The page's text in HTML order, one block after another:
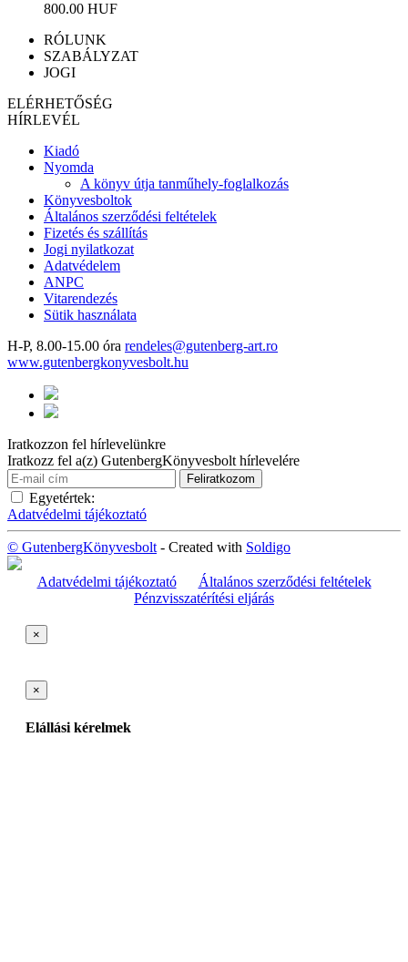
800.00 HUF
RÓLUNK
SZABÁLYZAT
JOGI
ELÉRHETŐSÉG
HÍRLEVÉL
Kiadó
Nyomda
A könyv útja tanműhely-foglalkozás
Könyvesboltok
Általános szerződési feltételek
Fizetés és szállítás
Jogi nyilatkozat
Adatvédelem
ANPC
Vitarendezés
Sütik használata
H-P, 8.00-15.00 óra rendeles@gutenberg-art.ro
www.gutenbergkonyvesbolt.hu
Iratkozzon fel hírlevelünkre
Iratkozz fel a(z) GutenbergKönyvesbolt hírlevelére
Egyetértek:
Adatvédelmi tájékoztató
© GutenbergKönyvesbolt - Created with Soldigo
Adatvédelmi tájékoztató
Általános szerződési feltételek
Pénzvisszatérítési eljárás
×
×
Elállási kérelmek